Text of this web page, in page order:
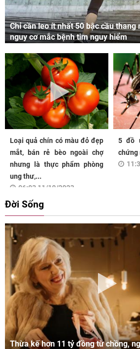
Chỉ cần leo ít nhất 50 bậc cầu thang
nguy cơ mắc bệnh tim nguy hiểm
Loại quả chín có màu đỏ đẹp
mắt, bán rẻ bèo ngoài chợ
nhưng là thực phẩm phòng
ung thư,...
06:03 11/10/2023
5 đồ
chứng
Đời Sống
Thừa kế hơn 11 tỷ đồng từ chồng,